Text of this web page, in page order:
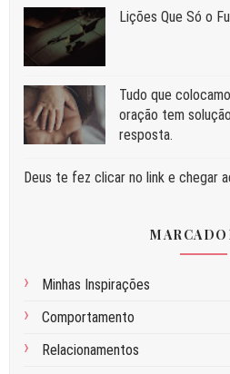
Liç⁠ões Que Só o
Tudo que
oração tem
resposta.
Deus te fez clicar no link e chegar
Minhas Inspirações
Comportamento
Relacionamentos